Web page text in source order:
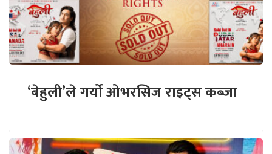
‘बेहुली’ले गर्यो ओभरसिज राइट्स कब्जा